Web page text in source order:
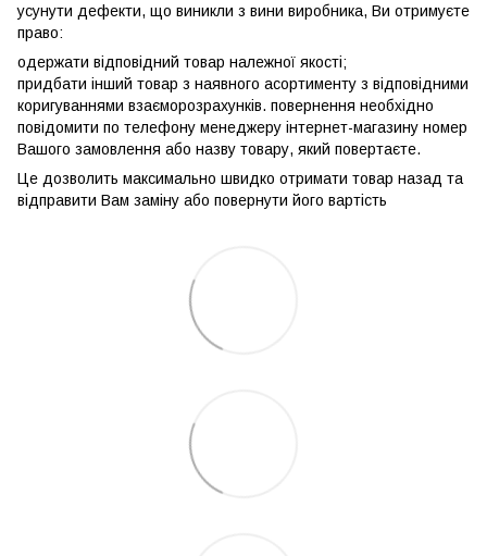
усунути дефекти, що виникли з вини виробника, Ви отримуєте
право:
одержати відповідний товар належної якості;
придбати інший товар з наявного асортименту з відповідними
коригуваннями взаєморозрахунків. повернення необхідно
повідомити по телефону менеджеру інтернет-магазину номер
Вашого замовлення або назву товару, який повертаєте.
Це дозволить максимально швидко отримати товар назад та
відправити Вам заміну або повернути його вартість